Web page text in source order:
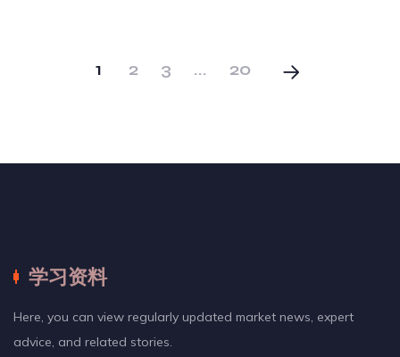
1 2 3 ... 20
学习资料
Here, you can view regularly updated market news, expert
advice, and related stories.